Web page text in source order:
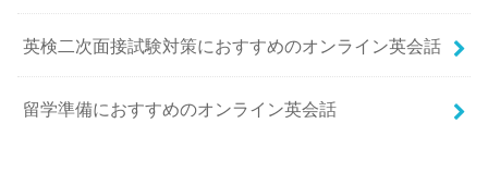
英検二次面接試験対策におすすめのオンライン英会話
留学準備におすすめのオンライン英会話